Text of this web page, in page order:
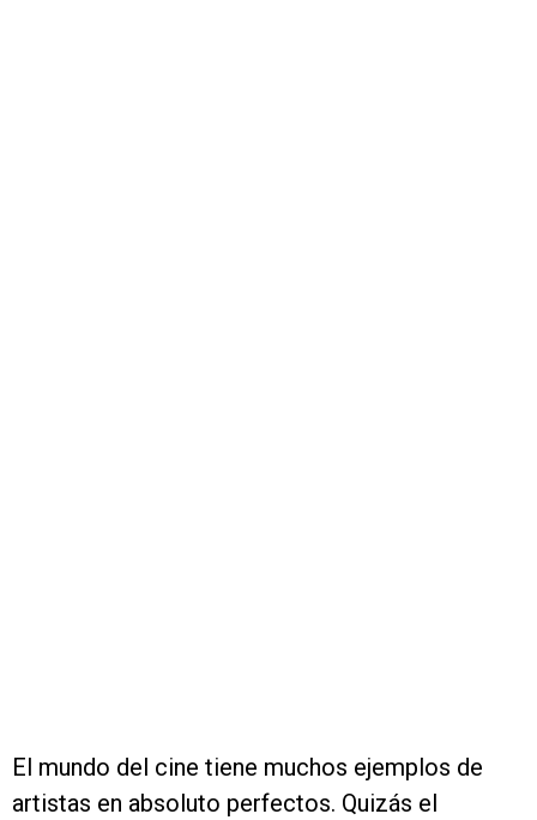
El mundo del cine tiene muchos ejemplos de
artistas en absoluto perfectos. Quizás el